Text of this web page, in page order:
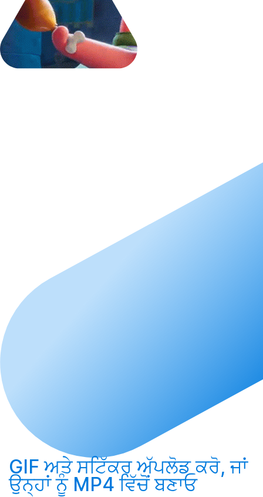
GIF ਅਤੇ ਸਟਿੱਕਰਅੱਪਲੋਡ ਕਰੋ, ਜਾਂ
ਉਨ੍ਹਾਂ ਨੂੰ MP4 ਵਿੱਚੋਂਬਣਾਓ